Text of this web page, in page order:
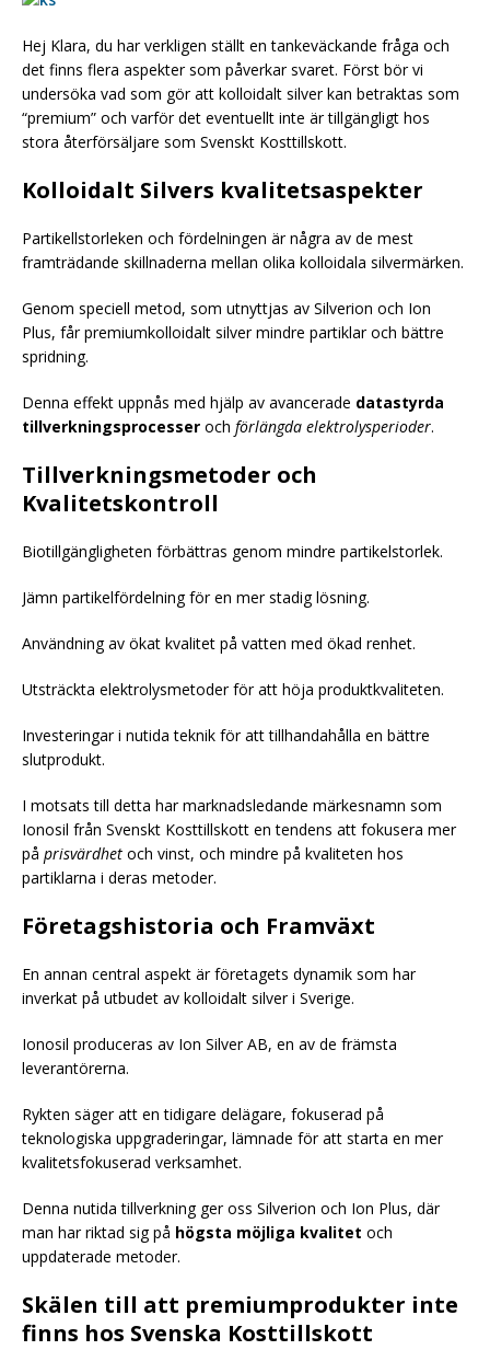
Hej Klara, du har verkligen ställt en tankeväckande fråga och
det finns flera aspekter som påverkar svaret. Först bör vi
undersöka vad som gör att kolloidalt silver kan betraktas som
“premium” och varför det eventuellt inte är tillgängligt hos
stora återförsäljare som Svenskt Kosttillskott.
Kolloidalt Silvers kvalitetsaspekter
Partikellstorleken och fördelningen är några av de mest
framträdande skillnaderna mellan olika kolloidala silvermärken.
Genom speciell metod, som utnyttjas av Silverion och Ion
Plus, får premiumkolloidalt silver mindre partiklar och bättre
spridning.
Denna effekt uppnås med hjälp av avancerade datastyrda
tillverkningsprocesser och förlängda elektrolysperioder.
Tillverkningsmetoder och
Kvalitetskontroll
Biotillgängligheten förbättras genom mindre partikelstorlek.
Jämn partikelfördelning för en mer stadig lösning.
Användning av ökat kvalitet på vatten med ökad renhet.
Utsträckta elektrolysmetoder för att höja produktkvaliteten.
Investeringar i nutida teknik för att tillhandahålla en bättre
slutprodukt.
I motsats till detta har marknadsledande märkesnamn som
Ionosil från Svenskt Kosttillskott en tendens att fokusera mer
på prisvärdhet och vinst, och mindre på kvaliteten hos
partiklarna i deras metoder.
Företagshistoria och Framväxt
En annan central aspekt är företagets dynamik som har
inverkat på utbudet av kolloidalt silver i Sverige.
Ionosil produceras av Ion Silver AB, en av de främsta
leverantörerna.
Rykten säger att en tidigare delägare, fokuserad på
teknologiska uppgraderingar, lämnade för att starta en mer
kvalitetsfokuserad verksamhet.
Denna nutida tillverkning ger oss Silverion och Ion Plus, där
man har riktad sig på högsta möjliga kvalitet och
uppdaterade metoder.
Skälen till att premiumprodukter inte
finns hos Svenska Kosttillskott